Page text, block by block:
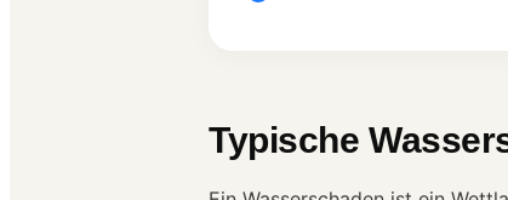
Typische